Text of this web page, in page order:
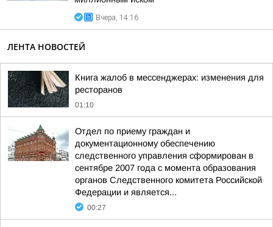
Вчера, 14:16
ЛЕНТА НОВОСТЕЙ
Книга жалоб в мессенджерах: изменения для
ресторанов
01:10
Отдел по приему граждан и
документационному обеспечению
следственного управления сформирован в
сентябре 2007 года с момента образования
органов Следственного комитета Российской
Федерации и является...
00:27